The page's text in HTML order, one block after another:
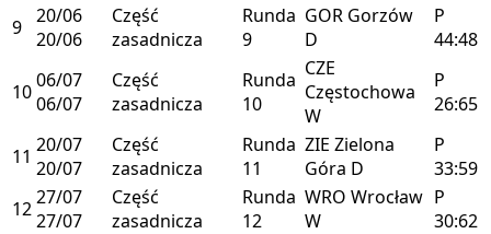
9 20/06
20/06
Część
zasadnicza
Runda
9
GOR Gorzów
D
P
44:48
1006/07
06/07
Część
zasadnicza
Runda
10
CZE
Częstochowa
W
P
26:65
11 20/07
20/07
Część
zasadnicza
Runda
11
ZIE Zielona
Góra D
P
33:59
1227/07
27/07
Część
zasadnicza
Runda
12
WRO Wrocław
W
P
30:62